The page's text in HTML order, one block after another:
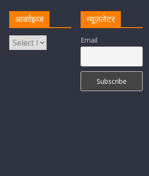
मुख्यमंत्री पुष्कर सिंह धामी ने एनडीआरएफ बटालियन गदरपुर का
किया भ्रमण, जवानों से संवाद कर आपदा प्रबंधन व्यवस्थाओं की ली
जानकारी
आर्काइव्ज न्यूज़लेटर
Email